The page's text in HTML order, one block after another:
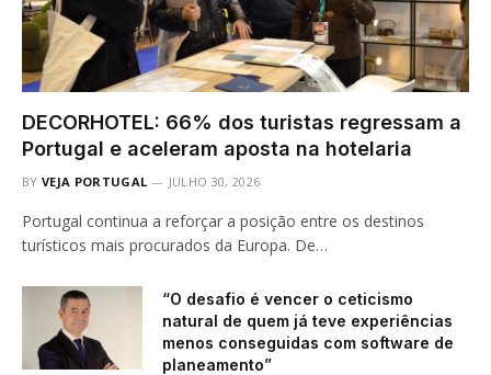
DECORHOTEL: 66% dos turistas regressam a
Portugal e aceleram aposta na hotelaria
BY VEJA PORTUGAL JULHO 30, 2026
Portugal continua a reforçar a posição entre os destinos
turísticos mais procurados da Europa. De…
“O desafio é vencer o ceticismo
natural de quem já teve experiências
menos conseguidas com software de
planeamento”